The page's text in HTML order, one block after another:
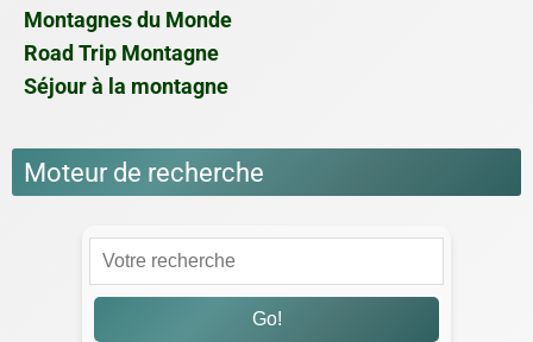
Montagnes du Monde
Road Trip Montagne
Séjour à la montagne
Moteur de recherche
Go!